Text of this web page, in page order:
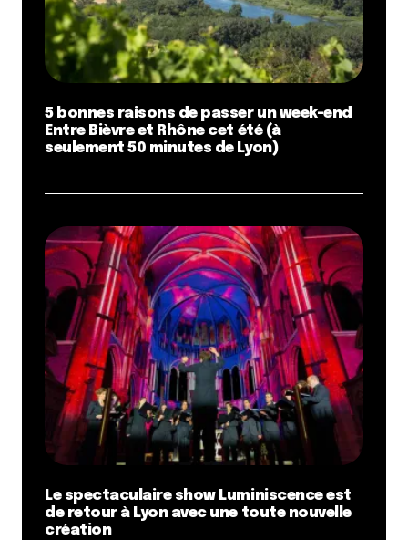
5 bonnes raisons de passer un week-end
Entre Bièvre et Rhône cet été (à
seulement 50 minutes de Lyon)
Le spectaculaire show Luminiscence est
de retour à Lyon avec une toute nouvelle
création